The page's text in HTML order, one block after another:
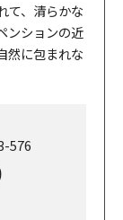
て、清らかな
ンションの近
然に包まれな
576